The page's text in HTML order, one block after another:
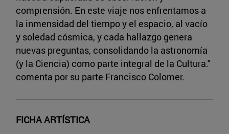
comprensión. En este viaje nos enfrentamos a
la inmensidad del tiempo y el espacio, al vacío
y soledad cósmica, y cada hallazgo genera
nuevas preguntas, consolidando la astronomía
(y la Ciencia) como parte integral de la Cultura."
comenta por su parte Francisco Colomer.
FICHA ARTÍSTICA